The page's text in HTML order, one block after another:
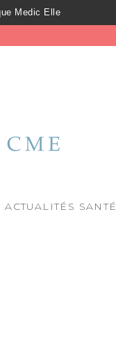
Medic Elle
ACTUALITÉS SANTÉ